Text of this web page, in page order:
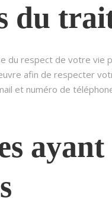
du
du respect de votre vie
afin de respecter
et numéro de